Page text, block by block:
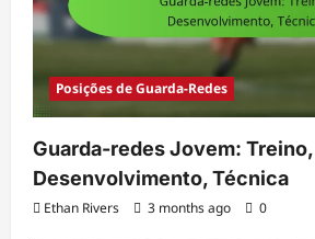
Posições de Guarda-Redes
Guarda-redes Jovem: Treino,
Desenvolvimento, Técnica
Ethan Rivers 3 months ago 0